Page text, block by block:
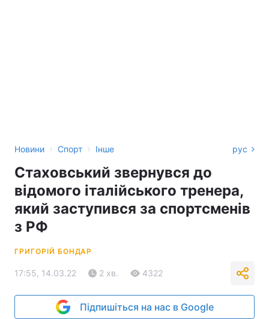
Новини › Спорт › Інше рус
Стаховський звернувся до
відомого італійського тренера,
який заступився за спортсменів
з РФ
ГРИГОРІЙ БОНДАР
17:55, 14.03.22 2 хв. 4322
Підпишіться на нас в Google